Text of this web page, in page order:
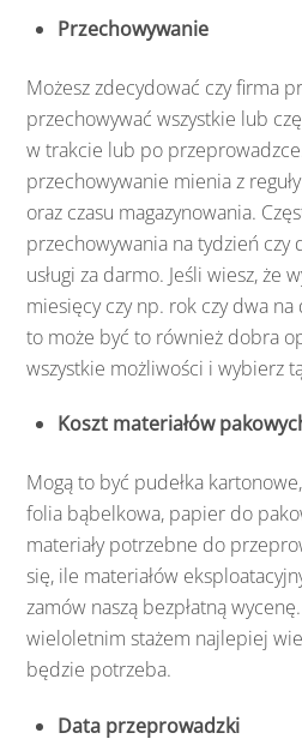
Przechowywanie
Możesz zdecydować czy firma
przechowywać wszystkie lub
w trakcie lub po
przechowywanie mienia z
oraz czasu magazynowania.
przechowywania na tydzień
usługi za darmo. Jeśli wiesz, że
miesięcy czy np. rok czy dwa
to może być to również dobra
wszystkie możliwości i wybierz
Koszt materiałów
Mogą to być pudełka
folia bąbelkowa, papier do
materiały potrzebne do
się, ile materiałów
zamów naszą bezpłatną
wieloletnim stażem najlepiej
będzie potrzeba.
Data przeprowadzki